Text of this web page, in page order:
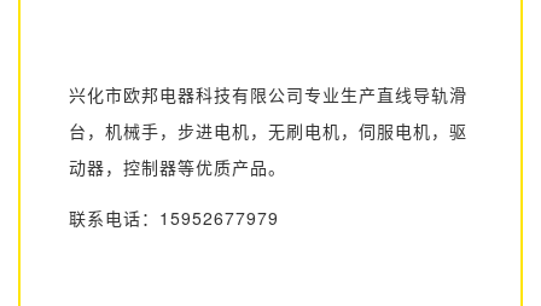
兴化市欧邦电器科技有限公司专业生产直线导轨滑
台，机械手，步进电机，无刷电机，伺服电机，驱
动器，控制器等优质产品。
联系电话：15952677979